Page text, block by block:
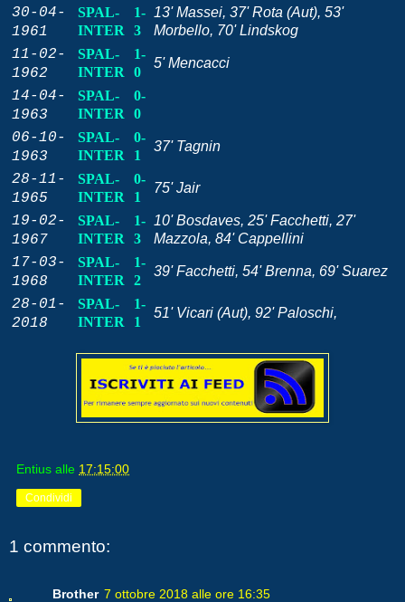
30-04-
1961
SPAL-
INTER
1-
3
13' Massei, 37' Rota (Aut), 53'
Morbello, 70' Lindskog
11-02-
1962
SPAL-
INTER
1-
0
5' Mencacci
14-04-
1963
SPAL-
INTER
0-
0
06-10-
1963
SPAL-
INTER
0-
1
37' Tagnin
28-11-
1965
SPAL-
INTER
0-
1
75' Jair
19-02-
1967
SPAL-
INTER
1-
3
10' Bosdaves, 25' Facchetti, 27'
Mazzola, 84' Cappellini
17-03-
1968
SPAL-
INTER
1-
2
39' Facchetti, 54' Brenna, 69' Suarez
28-01-
2018
SPAL-
INTER
1-
1
51' Vicari (Aut), 92' Paloschi,
Entius alle 17:15:00
Condividi
1 commento:
Brother 7 ottobre 2018 alle ore 16:35